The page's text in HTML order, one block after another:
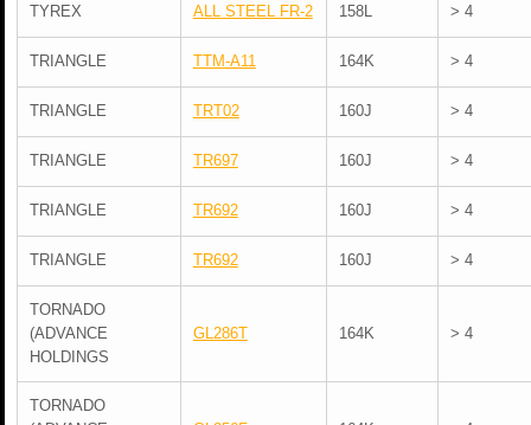
TYREX ALL STEEL FR-2 158L > 4
TRIANGLE TTM-A11 164K > 4
TRIANGLE TRT02 160J > 4
TRIANGLE TR697 160J > 4
TRIANGLE TR692 160J > 4
TRIANGLE TR692 160J > 4
TORNADO
(ADVANCE
HOLDINGS
GL286T 164K > 4
TORNADO